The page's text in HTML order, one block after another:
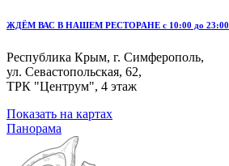
ЖДЁМ ВАС В НАШЕМ РЕСТОРАНЕ с 10:00 до 23:00
Республика Крым, г. Симферополь,
ул. Севастопольская, 62,
ТРК "Центрум", 4 этаж
Показать на картах
Панорама